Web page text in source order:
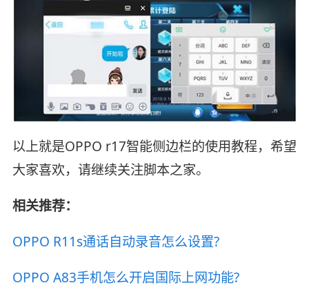
以上就是OPPO r17智能侧边栏的使用教程，希望
大家喜欢，请继续关注脚本之家。
相关推荐：
OPPO R11s通话自动录音怎么设置?
OPPO A83手机怎么开启国际上网功能?